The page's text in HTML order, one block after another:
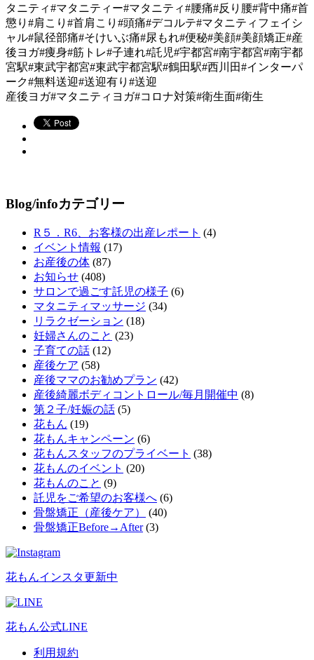
タニティ#マタニティー#マタニティ#腰痛#反り腰#背中痛#首
懲り#肩こり#首肩こり#頭痛#デコルテ#マタニティフェイシ
ャル#鼠径部痛#そけいぶ痛#尿もれ#便秘#美顔#美顔矯正#産
後ヨガ#痩身#筋トレ#子連れ#託児#宇都宮#南宇都宮#南宇都
宮駅#東武宇都宮#東武宇都宮駅#鶴田駅#西川田#インターパ
ーク#無料送迎#送迎有り#送迎
産後ヨガ#マタニティヨガ#コロナ対策#衛生面#衛生
Blog/infoカテゴリー
R５．R6、お客様の出産レポート (4)
イベント情報 (17)
お産後の体 (87)
お知らせ (408)
サロンで過ごす託児の様子 (6)
マタニティマッサージ (34)
リラクゼーション (18)
妊婦さんのこと (23)
子育ての話 (12)
産後ケア (58)
産後ママのお勧めプラン (42)
産後綺麗ボディコントロール/毎月開催中 (8)
第２子/妊娠の話 (5)
花もん (19)
花もんキャンペーン (6)
花もんスタッフのプライベート (38)
花もんのイベント (20)
花もんのこと (9)
託児をご希望のお客様へ (6)
骨盤矯正（産後ケア）
(40)
骨盤矯正Before→After(3)
花もんインスタ更新中
花もん公式LINE
利用規約